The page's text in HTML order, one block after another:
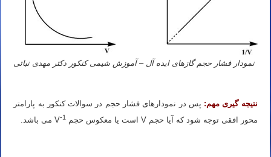
نمودار فشار حجم گازهای ایده آل – آموزش شیمی کنکور دکتر مهدی نباتی
نتیجه گیری مهم: پس در نمودارهای فشار حجم در سوالات کنکور به پارامتر
محور افقی توجه شود که آیا حجم V است یا معکوس حجم V
-1 می باشد.